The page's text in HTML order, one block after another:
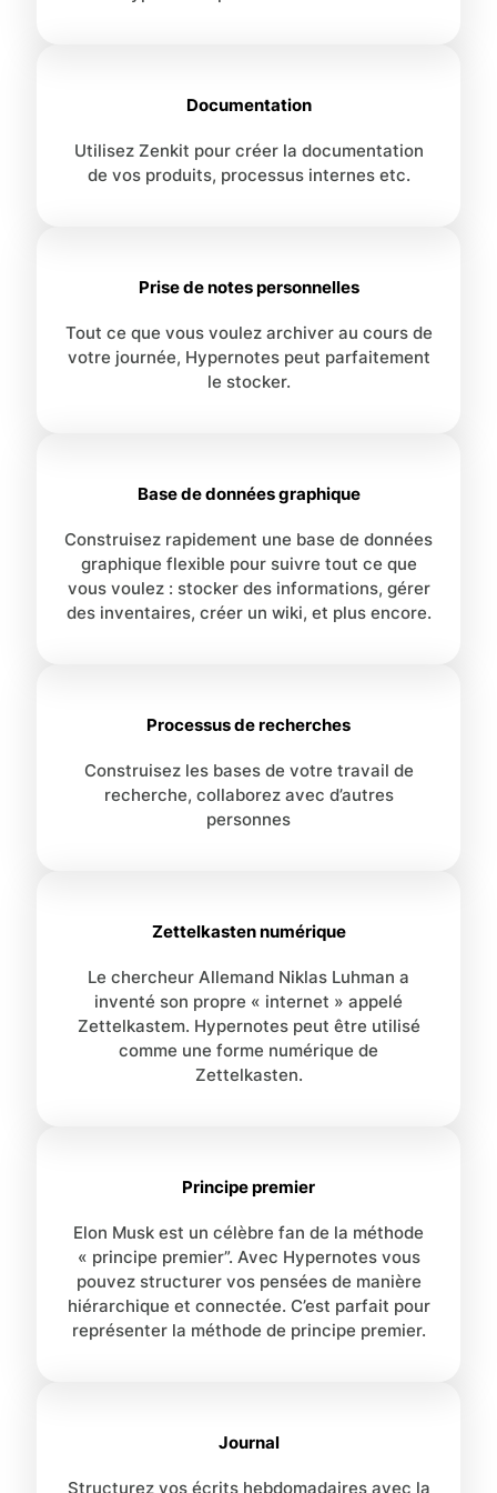
Documentation
Utilisez Zenkit pour créer la documentation
de vos produits, processus internes etc.
Prise de notes personnelles
Tout ce que vous voulez archiver au cours de
votre journée, Hypernotes peut parfaitement
le stocker.
Base de données graphique
Construisez rapidement une base de données
graphique flexible pour suivre tout ce que
vous voulez : stocker des informations, gérer
des inventaires, créer un wiki, et plus encore.
Processus de recherches
Construisez les bases de votre travail de
recherche, collaborez avec d’autres
personnes
Zettelkasten numérique
Le chercheur Allemand Niklas Luhman a
inventé son propre « internet » appelé
Zettelkastem. Hypernotes peut être utilisé
comme une forme numérique de
Zettelkasten.
Principe premier
Elon Musk est un célèbre fan de la méthode
« principe premier”. Avec Hypernotes vous
pouvez structurer vos pensées de manière
hiérarchique et connectée. C’est parfait pour
représenter la méthode de principe premier.
Journal
Structurez vos écrits hebdomadaires avec la